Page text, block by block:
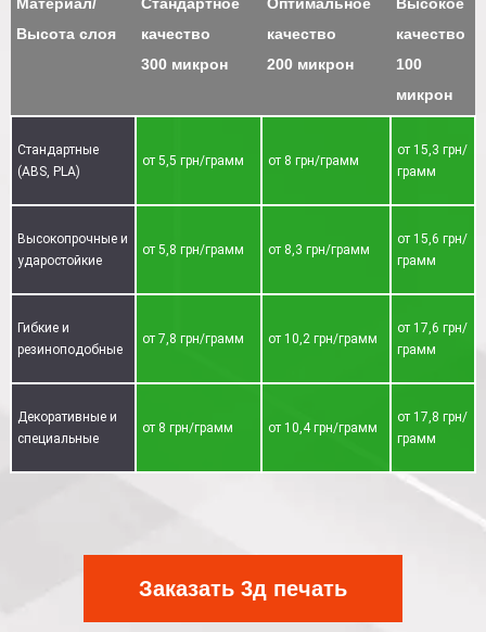
Высота слоя
качество
300 микрон
качество
200 микрон
качество
100
микрон
Стандартные
(ABS, PLA)
от 5,5 грн/грамм от 8 грн/грамм
от 15,3 грн/
грамм
Высокопрочные и
ударостойкие
от 5,8 грн/грамм от 8,3 грн/грамм
от 15,6 грн/
грамм
Гибкие и
резиноподобные
от 7,8 грн/грамм от 10,2 грн/грамм
от 17,6 грн/
грамм
Декоративные и
специальные
от 8 грн/грамм от 10,4 грн/грамм
от 17,8 грн/
грамм
Заказать 3д печать